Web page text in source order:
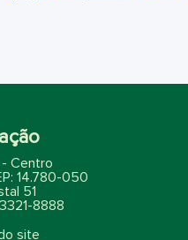
- Centro
14.780-050
51
8888
site